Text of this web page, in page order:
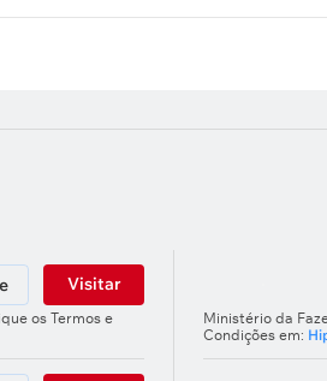
Visitar
os Termos e
Ministério da
Condições em: